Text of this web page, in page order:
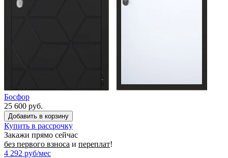
Босфор
25 600 руб.
Купить в рассрочку
Закажи прямо сейчас
без первого взноса и переплат!
4 292 руб/мес